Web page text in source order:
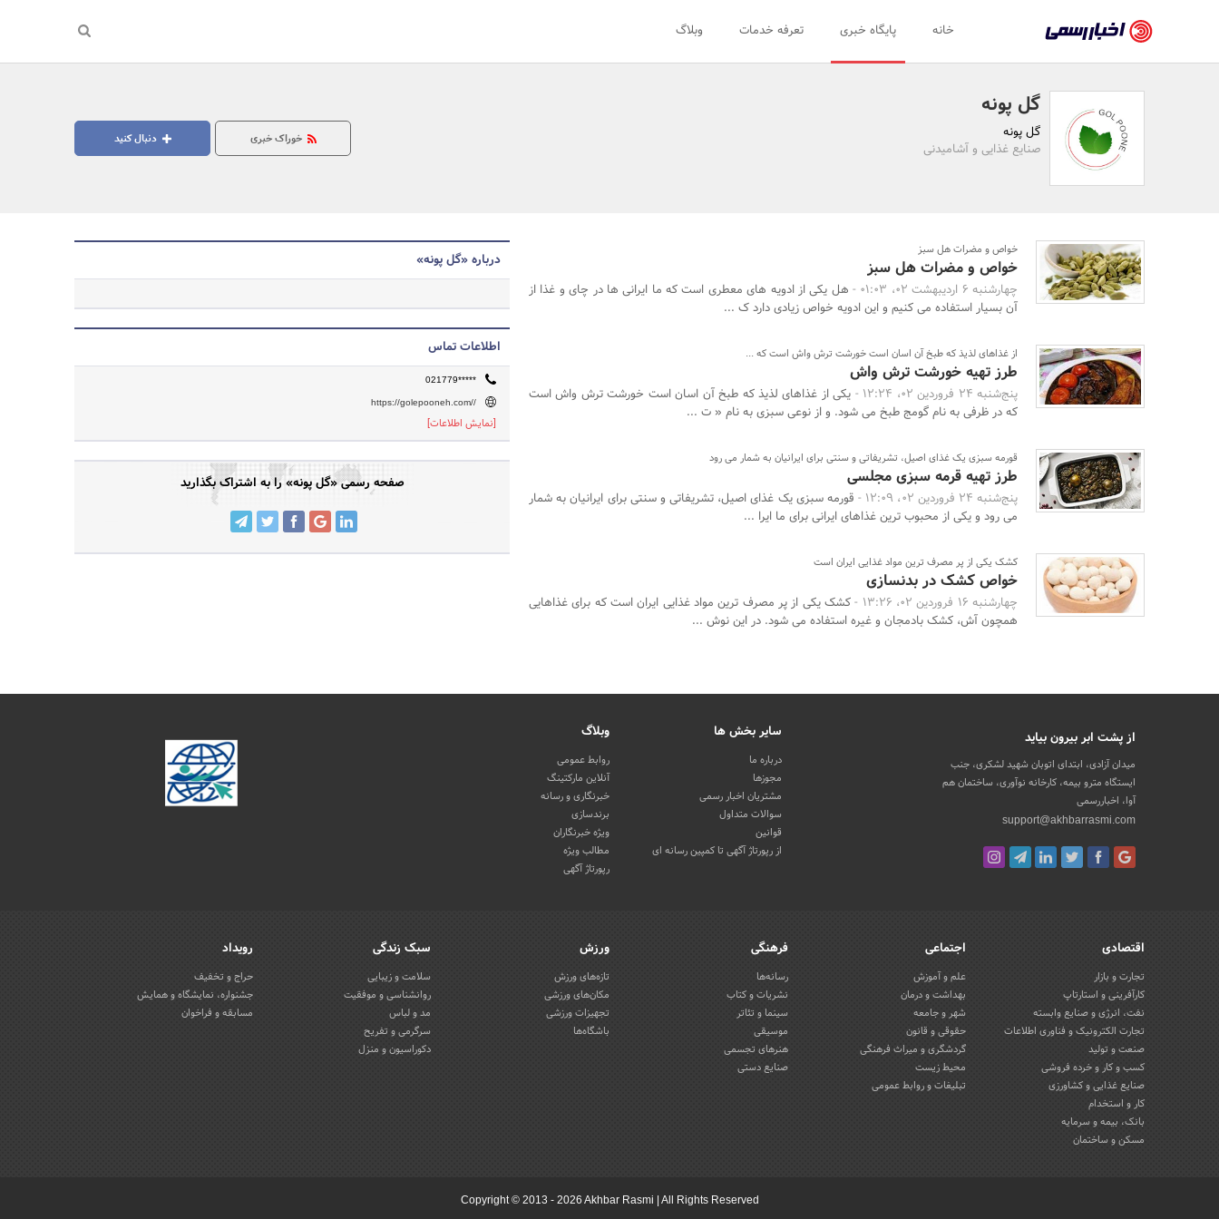
رسمی
-
اخبار
تایید
سازمان‌ها
روابط
عمومی‌ها
خانه پایگاه خبری تعرفه خدمات وبلاگ
جستجو
گل پونه
گل پونه
صنایع غذایی و آشامیدنی
دنبال کنید خوراک خبری
خواص و مضرات هل سبز
خواص و مضرات هل سبز
چهارشنبه 6 اردیبهشت 02، 01:03 -
هل یکی از ادویه های معطری است که ما ایرانی ها در چای و غذا از
آن بسیار استفاده می کنیم و این ادویه خواص زیادی دارد ک ...
از غذاهای لذیذ که طبخ آن اسان است خورشت ترش واش است که ...
طرز تهیه خورشت ترش واش
پنج‌شنبه 24 فروردین 02، 12:24 -
یکی از غذاهای لذیذ که طبخ آن اسان است خورشت ترش واش است
که در ظرفی به نام گومج طبخ می شود. و از نوعی سبزی به نام « ت ...
قورمه سبزی یک غذای اصیل، تشریفاتی و سنتی برای ایرانیان به شمار می رود
طرز تهیه قرمه سبزی مجلسی
پنج‌شنبه 24 فروردین 02، 12:09 -
قورمه سبزی یک غذای اصیل، تشریفاتی و سنتی برای ایرانیان به شمار
می رود و یکی از محبوب ترین غذاهای ایرانی برای ما ایرا ...
کشک یکی از پر مصرف ترین مواد غذایی ایران است
خواص کشک در بدنسازی
چهارشنبه 16 فروردین 02، 13:26 -
کشک یکی از پر مصرف ترین مواد غذایی ایران است که برای غذاهایی
همچون آش، کشک بادمجان و غیره استفاده می شود. در این نوش ...
درباره «گل پونه»
اطلاعات تماس
021779*****
https://golepooneh.com//
[نمایش اطلاعات]
صفحه رسمی «گل پونه» را به اشتراک بگذارید
از پشت ابر بیرون بیاید
میدان آزادی، ابتدای اتوبان شهید لشکری، جنب
ایستگاه مترو بیمه، کارخانه نوآوری، ساختمان هم
آوا، اخباررسمی
support@akhbarrasmi.com
سایر بخش ها
درباره ما
مجوزها
مشتریان اخبار رسمی
سوالات متداول
قوانین
از رپورتاژ آگهی تا کمپین رسانه ای
وبلاگ
روابط عمومی
آنلاین مارکتینگ
خبرنگاری و رسانه
برندسازی
ویژه خبرنگاران
مطالب ویژه
رپورتاژ آگهی
اقتصادی
تجارت و بازار
کارآفرینی و استارتاپ
نفت، انرژی و صنایع وابسته
تجارت الکترونیک و فناوری اطلاعات
صنعت و تولید
کسب و کار و خرده فروشی
صنایع غذایی و کشاورزی
کار و استخدام
بانک، بیمه و سرمایه
مسکن و ساختمان
اجتماعی
علم و آموزش
بهداشت و درمان
شهر و جامعه
حقوقی و قانون
گردشگری و میراث فرهنگی
محیط زیست
تبلیغات و روابط عمومی
فرهنگی
رسانه‌ها
نشریات و کتاب
سینما و تئاتر
موسیقی
هنرهای تجسمی
صنایع دستی
ورزش
تازه‌های ورزش
مکان‌های ورزشی
تجهیزات ورزشی
باشگاه‌ها
سبک زندگی
سلامت و زیبایی
روانشناسی و موفقیت
مد و لباس
سرگرمی و تفریح
دکوراسیون و منزل
رویداد
حراج و تخفیف
جشنواره، نمایشگاه و همایش
مسابقه و فراخوان
Copyright © 2013 - 2026 Akhbar Rasmi All Rights Reserved